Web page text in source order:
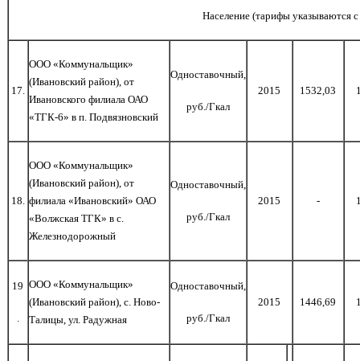
Население (тарифы указываются
1 7
ООО «Коммунальщик»
(Ивановский район), от
Ивановского филиала ОАО
«ТГК-6» в п. Подвязновский
Одноставочный,
руб./Гкал
2015 1532,03
1 8
ООО «Коммунальщик»
(Ивановский район), от
филиала «Ивановский» ОАО
«Волжская ТГК» в с.
Железнодорожный
Одноставочный,
руб./Гкал
2015 -
19 ООО «Коммунальщик»
(Ивановский район), c. Ново-
Талицы, ул. Радужная
Одноставочный,
руб./Гкал
2015 1446,69